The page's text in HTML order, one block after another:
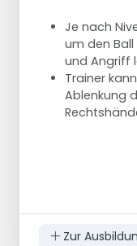
Je nach
um den
und Angriff
Trainer
Ablenkung
Zur